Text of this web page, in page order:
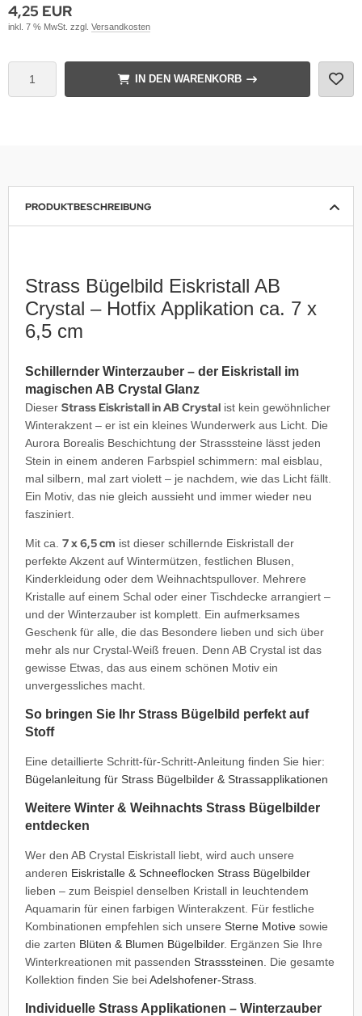
4,25 EUR
inkl. 7 % MwSt. zzgl. Versandkosten
IN DEN WARENKORB
PRODUKTBESCHREIBUNG
Strass Bügelbild Eiskristall AB
Crystal – Hotfix Applikation ca. 7 x
6,5 cm
Schillernder Winterzauber – der Eiskristall im
magischen AB Crystal Glanz
Dieser Strass Eiskristall in AB Crystal ist kein gewöhnlicher
Winterakzent – er ist ein kleines Wunderwerk aus Licht. Die
Aurora Borealis Beschichtung der Strasssteine lässt jeden
Stein in einem anderen Farbspiel schimmern: mal eisblau,
mal silbern, mal zart violett – je nachdem, wie das Licht fällt.
Ein Motiv, das nie gleich aussieht und immer wieder neu
fasziniert.
Mit ca. 7 x 6,5 cm ist dieser schillernde Eiskristall der
perfekte Akzent auf Wintermützen, festlichen Blusen,
Kinderkleidung oder dem Weihnachtspullover. Mehrere
Kristalle auf einem Schal oder einer Tischdecke arrangiert –
und der Winterzauber ist komplett. Ein aufmerksames
Geschenk für alle, die das Besondere lieben und sich über
mehr als nur Crystal-Weiß freuen. Denn AB Crystal ist das
gewisse Etwas, das aus einem schönen Motiv ein
unvergessliches macht.
So bringen Sie Ihr Strass Bügelbild perfekt auf
Stoff
Eine detaillierte Schritt-für-Schritt-Anleitung finden Sie hier:
Bügelanleitung für Strass Bügelbilder & Strassapplikationen
Weitere Winter & Weihnachts Strass Bügelbilder
entdecken
Wer den AB Crystal Eiskristall liebt, wird auch unsere
anderen Eiskristalle & Schneeflocken Strass Bügelbilder
lieben – zum Beispiel denselben Kristall in leuchtendem
Aquamarin für einen farbigen Winterakzent. Für festliche
Kombinationen empfehlen sich unsere Sterne Motive sowie
die zarten Blüten & Blumen Bügelbilder. Ergänzen Sie Ihre
Winterkreationen mit passenden Strasssteinen . Die gesamte
Kollektion finden Sie beiAdelshofener-Strass
Individuelle Strass Applikationen – Winterzauber